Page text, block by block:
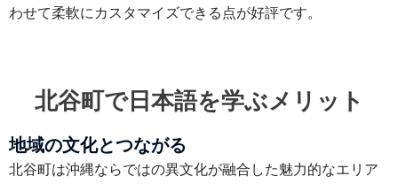
わせて柔軟にカスタマイズできる点が好評です。
北谷町で日本語を学ぶメリット
地域の文化とつながる
北谷町は沖縄ならではの異文化が融合した魅力的なエリア